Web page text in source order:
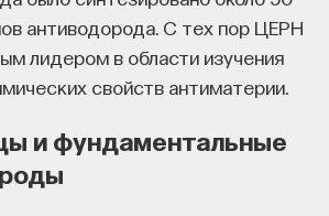
антиводорода. С тех пор ЦЕРН
лидером в области изучения
свойств антиматерии.
и фундаментальные